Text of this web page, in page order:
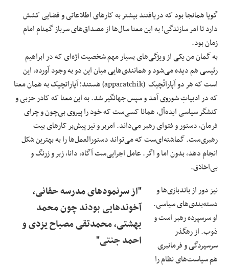
گویا همانجا بود که دریافتند بیشتر به کارهای اطلاعاتی و قضایی کشش
دارد تا امر سازندگی! به این معنا سال‌ها از مصداق‌های سرباز گمنام امام
زمان بود.
به گمان من یکی از ویژگی‌های بسیار مهم شخصیت اژه‌ا‌ی که در ابراهیم
رئیسی هم دیده می‌شود و همانندی‌هایی میان این دو به وجود آورده، این
است که هر دو آپاراتْچیک (apparatchik) هستند؛ آپاراتچیک به همان معنا
که در ادبیاتِ شوروی آمد و سپس جهانگیر شد. به این معنا که کادر حزبی و
کنشگر سیاسی ایده‌آل، همانا کسی‌ست که خود را پیروی بی‌چون و چرای
فرمان، دستور و فتوای رهبر می‌داند. امربر و نیز پیش‌بر کارهای بیت
رهبری‌ست. گماشته‌ای‌ست که می‌تواند دستورالعمل‌ها را به بهترین شکل
انجام دهد، بدون اما و اگر. عامل اجرایی‌ست آگاه، دانا، زبر و زرنگ و
بی‌اخلاق.
"از سرنمودهای مدرسه‌ حقانی،
آخوندهایی بودند چون محمد
بهشتی، محمدتقی مصباح یزدی و
احمد جنتی"
نیز دور از باند‌بازی‌ها و
دسته‌بندی‌های سیاسی.
او سرسپرده رهبر است و
ذوب. از رهگذر
سرسپردگی و فرمانبری
هم سیاست‌های نظام را